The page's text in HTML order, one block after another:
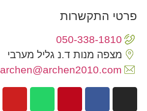
פרטי התקשרות
050-338-1810
מצפה מנות ד.נ גליל מערבי
archen@archen2010.com